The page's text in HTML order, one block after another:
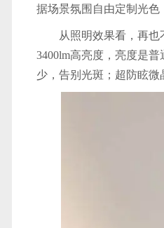
据场景氛围自由定制光色
从照明效果看，再
3400lm高亮度，亮度是
少，告别光斑；超防眩微